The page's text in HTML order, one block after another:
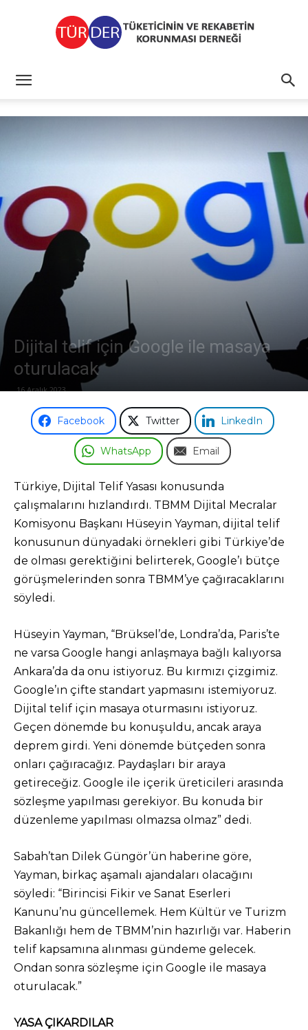
Dijital telif için Google ile masaya
oturulacak
16 Aralık 2023
Facebook Twitter LinkedIn
WhatsApp Email
Türkiye, Dijital Telif Yasası konusunda
çalışmalarını hızlandırdı. TBMM Dijital Mecralar
Komisyonu Başkanı Hüseyin Yayman, dijital telif
konusunun dünyadaki örnekleri gibi Türkiye’de
de olması gerektiğini belirterek, Google’ı bütçe
görüşmelerinden sonra TBMM’ye çağıracaklarını
söyledi.
Hüseyin Yayman, “Brüksel’de, Londra’da, Paris’te
ne varsa Google hangi anlaşmaya bağlı kalıyorsa
Ankara’da da onu istiyoruz. Bu kırmızı çizgimiz.
Google’ın çifte standart yapmasını istemiyoruz.
Dijital telif için masaya oturmasını istiyoruz.
Geçen dönemde bu konuşuldu, ancak araya
deprem girdi. Yeni dönemde bütçeden sonra
onları çağıracağız. Paydaşları bir araya
getireceğiz. Google ile içerik üreticileri arasında
sözleşme yapılması gerekiyor. Bu konuda bir
düzenleme yapılması olmazsa olmaz” dedi.
Sabah’tan Dilek Güngör’ün haberine göre,
Yayman, birkaç aşamalı ajandaları olacağını
söyledi: “Birincisi Fikir ve Sanat Eserleri
Kanunu’nu güncellemek. Hem Kültür ve Turizm
Bakanlığı hem de TBMM’nin hazırlığı var. Haberin
telif kapsamına alınması gündeme gelecek.
Ondan sonra sözleşme için Google ile masaya
oturulacak.”
YASA ÇIKARDILAR